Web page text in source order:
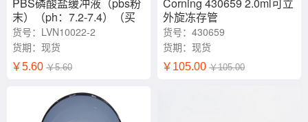
末）（ph：7.2-7.4）（买
十送一）
货号：LVN10022-2
货期：现货
￥5.60 ￥5.60
外旋冻存管
货号：430659
货期：现货
￥105.00 ￥105.00